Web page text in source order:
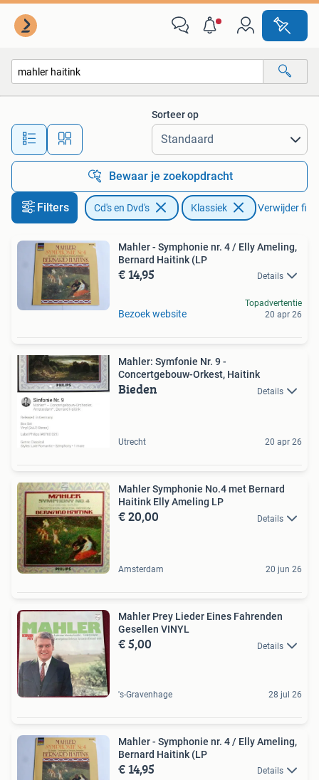
Alle afstanden…
Sorteer op
Bewaar je zoekopdracht
Filters Cd's en Dvd's Klassiek Verwijder
Mahler - Symphonie nr. 4 / Elly Ameling,
Bernard Haitink (LP
€ 14,95 Details
Bezoek website
Topadvertentie
20 apr 26
Mahler: Symfonie Nr. 9 -
Concertgebouw-Orkest, Haitink
Bieden Details
Utrecht 20 apr 26
Mahler Symphonie No.4 met Bernard
Haitink Elly Ameling LP
€ 20,00 Details
Amsterdam 20 jun 26
Mahler Prey Lieder Eines Fahrenden
Gesellen VINYL
€ 5,00 Details
's-Gravenhage 28 jul 26
Mahler - Symphonie nr. 4 / Elly Ameling,
Bernard Haitink (LP
€ 14,95 Details